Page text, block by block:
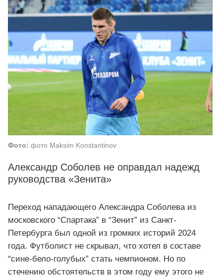
Фото: фото Maksim Konstantinov
Александр Соболев не оправдал надежд
руководства «Зенита»
Переход нападающего Александра Соболева из
московского “Спартака” в “Зенит” из Санкт-
Петербурга был одной из громких историй 2024
года. Футболист не скрывал, что хотел в составе
“сине-бело-голубых” стать чемпионом. Но по
стечению обстоятельств в этом году ему этого не